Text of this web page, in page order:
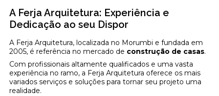
A Ferja Arquitetura: Experiência e
Dedicação ao seu Dispor
A Ferja Arquitetura, localizada no Morumbi e fundada em
2005, é referência no mercado de construção de casas.
Com profissionais altamente qualificados e uma vasta
experiência no ramo, a Ferja Arquitetura oferece os mais
variados serviços e soluções para tornar seu projeto uma
realidade.